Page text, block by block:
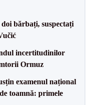
bărbați, suspectați
incertitudinilor
Ormuz
examenul național
toamnă: primele